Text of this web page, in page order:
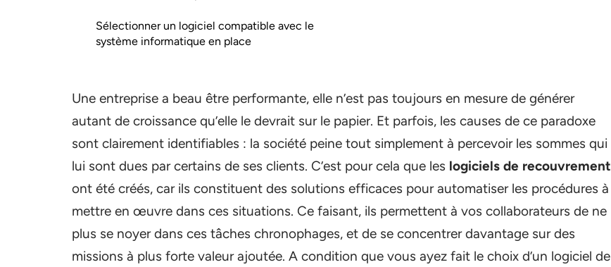
Sélectionner un logiciel compatible avec le
système informatique en place
Une entreprise a beau être performante, elle n’est pas toujours en mesure de générer
autant de croissance qu’elle le devrait sur le papier. Et parfois, les causes de ce paradoxe
sont clairement identifiables : la société peine tout simplement à percevoir les sommes qui
lui sont dues par certains de ses clients. C’est pour cela que les logiciels de recouvrement
ont été créés, car ils constituent des solutions efficaces pour automatiser les procédures à
mettre en œuvre dans ces situations. Ce faisant, ils permettent à vos collaborateurs de ne
plus se noyer dans ces tâches chronophages, et de se concentrer davantage sur des
missions à plus forte valeur ajoutée. A condition que vous ayez fait le choix d’un logiciel de